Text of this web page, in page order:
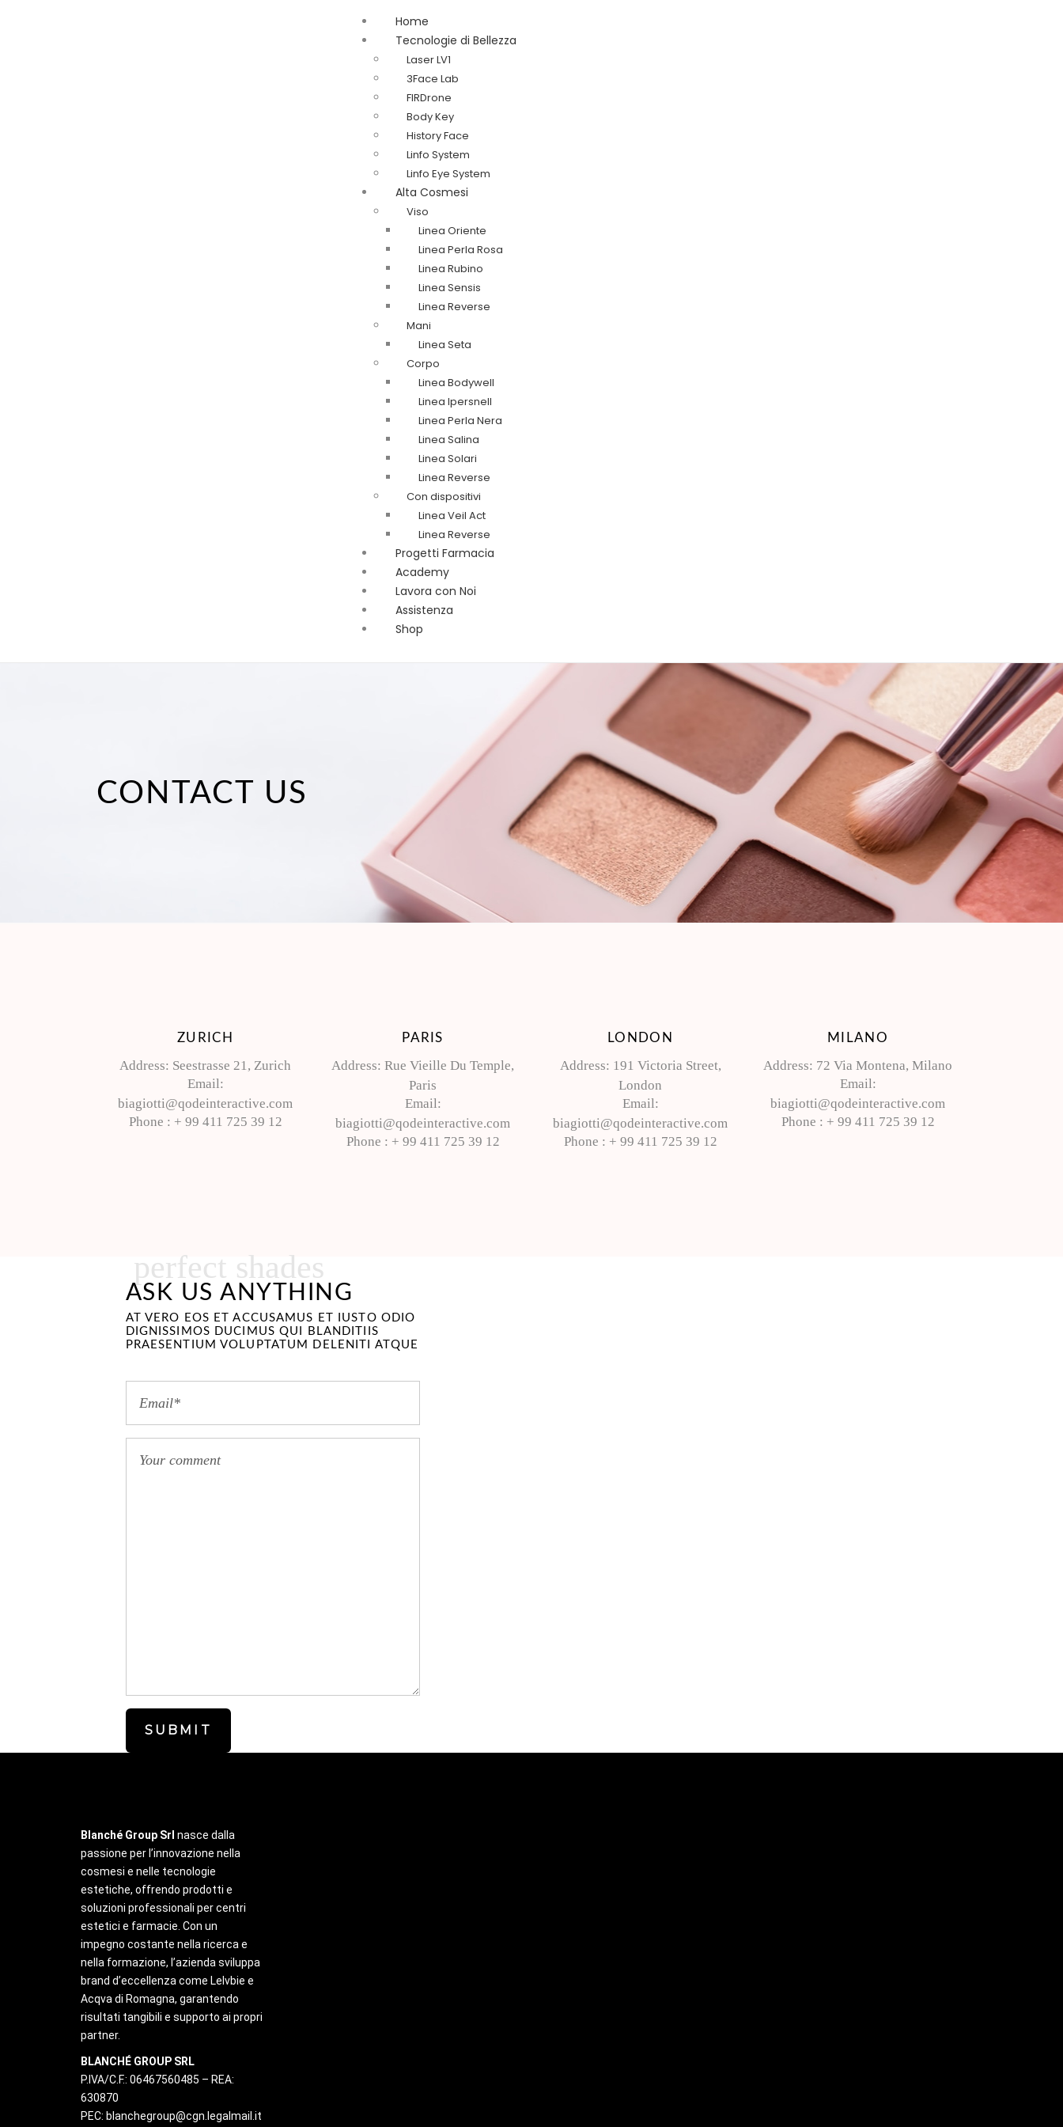
Home
Tecnologie di Bellezza
Laser LV1
3Face Lab
FIRDrone
Body Key
History Face
Linfo System
Linfo Eye System
Alta Cosmesi
Viso
Linea Oriente
Linea Perla Rosa
Linea Rubino
Linea Sensis
Linea Reverse
Mani
Linea Seta
Corpo
Linea Bodywell
Linea Ipersnell
Linea Perla Nera
Linea Salina
Linea Solari
Linea Reverse
Con dispositivi
Linea Veil Act
Linea Reverse
Progetti Farmacia
Academy
Lavora con Noi
Assistenza
Shop
CONTACT US
ZURICH
Address: Seestrasse 21, Zurich
Email:
biagiotti@qodeinteractive.com
Phone : + 99 411 725 39 12
PARIS
Address: Rue Vieille Du Temple,
Paris
Email:
biagiotti@qodeinteractive.com
Phone : + 99 411 725 39 12
LONDON
Address: 191 Victoria Street,
London
Email:
biagiotti@qodeinteractive.com
Phone : + 99 411 725 39 12
MILANO
Address: 72 Via Montena, Milano
Email:
biagiotti@qodeinteractive.com
Phone : + 99 411 725 39 12
perfect shades
ASK US ANYTHING
AT VERO EOS ET ACCUSAMUS ET IUSTO ODIO
DIGNISSIMOS DUCIMUS QUI BLANDITIIS
PRAESENTIUM VOLUPTATUM DELENITI ATQUE
SUBMIT
Blanché Group Srl nasce dalla
passione per l’innovazione nella
cosmesi e nelle tecnologie
estetiche, offrendo prodotti e
soluzioni professionali per centri
estetici e farmacie. Con un
impegno costante nella ricerca e
nella formazione, l’azienda sviluppa
brand d’eccellenza come Lelvbie e
Acqva di Romagna, garantendo
risultati tangibili e supporto ai propri
partner.
BLANCHÉ GROUP SRL
P.IVA/C.F.: 06467560485 – REA:
630870
PEC: blanchegroup@cgn.legalmail.it